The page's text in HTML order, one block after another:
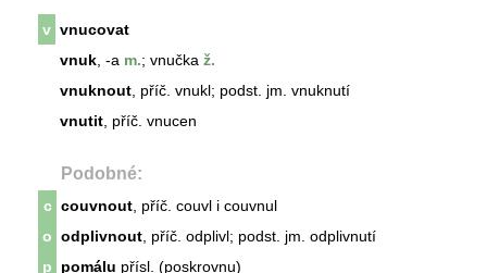
v vnucovat
vnuk , -a m.; vnučka ž.
vnuknout , příč. vnukl; podst. jm. vnuknutí
vnutit , příč. vnucen
Podobné:
c couvnout , příč. couvl i couvnul
o odplivnout , příč. odplivl; podst. jm. odplivnutí
p
pomálu přísl. (poskrovnu)